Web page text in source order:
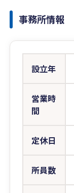
事務所情報
設立年
営業時
間
定休日
所員数